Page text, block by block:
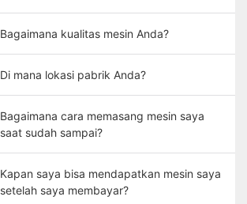
Bagaimana kualitas mesin Anda?
Di mana lokasi pabrik Anda?
Bagaimana cara memasang mesin saya
saat sudah sampai?
Kapan saya bisa mendapatkan mesin saya
setelah saya membayar?